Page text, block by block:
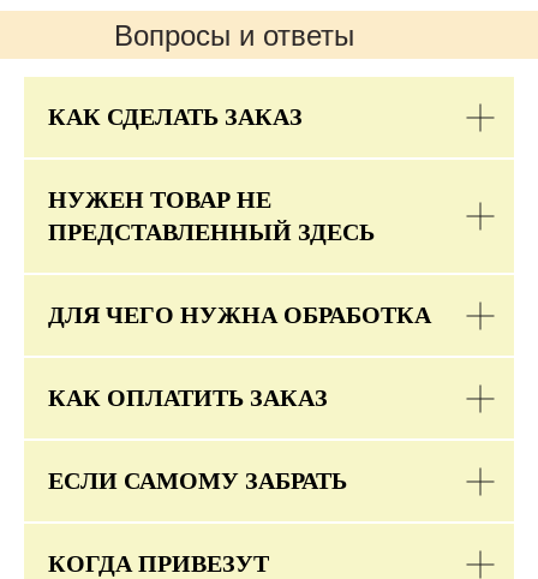
Вопросы и ответы
КАК СДЕЛАТЬ ЗАКАЗ
НУЖЕН ТОВАР НЕ
ПРЕДСТАВЛЕННЫЙ ЗДЕСЬ
ДЛЯ ЧЕГО НУЖНА ОБРАБОТКА
КАК ОПЛАТИТЬ ЗАКАЗ
ЕСЛИ САМОМУ ЗАБРАТЬ
КОГДА ПРИВЕЗУТ